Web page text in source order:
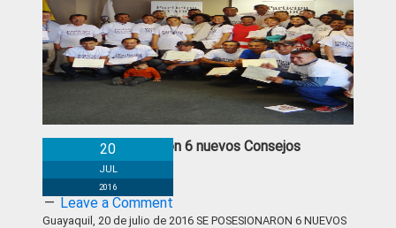
Se posesionaron 6 nuevos Consejos
Barriales
20
JUL
2016
Leave a Comment
Guayaquil, 20 de julio de 2016 SE POSESIONARON 6 NUEVOS